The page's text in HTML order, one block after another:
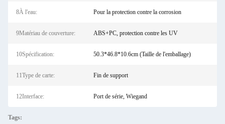
8À l'eau: Pour la protection contre la corrosion
9Matériau de couverture: ABS+PC, protection contre les UV
10Spécification: 50.3*46.8*10.6cm (Taille de l'emballage)
11Type de carte: Fin de support
12Interface: Port de série, Wiegand
Tags: